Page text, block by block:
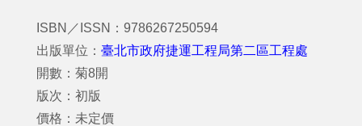
ISBN／ISSN：9786267250594
出版單位： 臺北市政府捷運工程局第二區工程處
開數：菊8開
版次：初版
價格：未定價